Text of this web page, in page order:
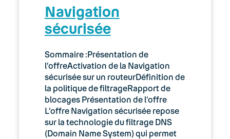
Navigation
sécurisée
Sommaire :Présentation de
l’offreActivation de la Navigation
sécurisée sur un routeurDéfinition de
la politique de filtrageRapport de
blocages Présentation de l’offre
L’offre Navigation sécurisée repose
sur la technologie du filtrage DNS
(Domain Name System) qui permet